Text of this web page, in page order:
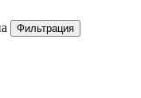
Фильтрация